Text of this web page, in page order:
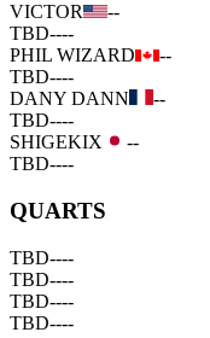
VICTOR
--
TBD----
PHIL WIZARD
--
TBD----
DANY DANN
--
TBD----
SHIGEKIX
--
TBD----
QUARTS
TBD----
TBD----
TBD----
TBD----